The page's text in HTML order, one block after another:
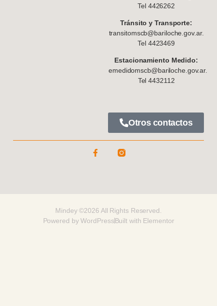
Tel 4426262
Tránsito y Transporte:
transitomscb@bariloche.gov.ar.
Tel 4423469
Estacionamiento Medido:
emedidomscb@bariloche.gov.ar.
Tel 4432112
Otros contactos
Mindey ©2026 All Rights Reserved.
Powered by WordPressBuilt with Elementor